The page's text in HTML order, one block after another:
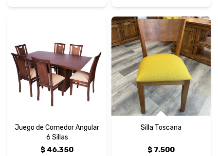
Juego de Comedor Angular
6 Sillas
$ 46.350
Silla Toscana
$ 7.500